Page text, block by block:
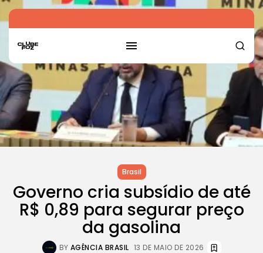
Brasil
Governo cria subsídio de até
R$ 0,89 para segurar preço
da gasolina
BY AGÊNCIA BRASIL 13 DE MAIO DE 2026